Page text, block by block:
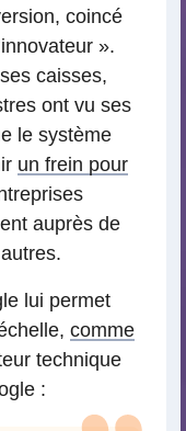
coincé
».
caisses,
ont vu ses
le système
un frein pour
auprès de
lui permet
comme
technique
: